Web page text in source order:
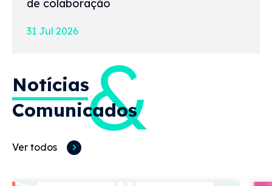
de colaboração
31 Jul 2026
Notícias&
Comunicados
Ver todos